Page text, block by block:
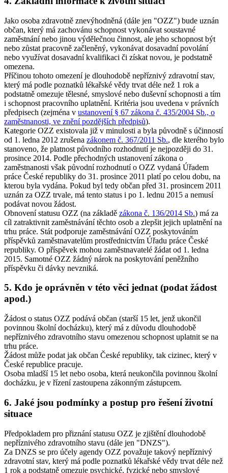
Jako osoba zdravotně znevýhodněná (dále jen "OZZ") bude uznán
občan, který má zachovánu schopnost vykonávat soustavné
zaměstnání nebo jinou výdělečnou činnost, ale jeho schopnost být
nebo zůstat pracovně začleněný, vykonávat dosavadní povolání
nebo využívat dosavadní kvalifikaci či získat novou, je podstatně
omezena.
Příčinou tohoto omezení je dlouhodobě nepříznivý zdravotní stav,
který má podle poznatků lékařské vědy trvat déle než 1 rok a
podstatně omezuje tělesné, smyslové nebo duševní schopnosti a tím
i schopnost pracovního uplatnění. Kritéria jsou uvedena v právních
předpisech (zejména v ustanovení § 67 zákona č. 435/2004 Sb., o
zaměstnanosti, ve znění pozdějších předpisů).
Kategorie OZZ existovala již v minulosti a byla původně s účinností
od 1. ledna 2012 zrušena zákonem č. 367/2011 Sb., dle kterého bylo
stanoveno, že platnost původního rozhodnutí je nejpozději do 31.
prosince 2014. Podle přechodných ustanovení zákona o
zaměstnanosti však původní rozhodnutí o OZZ vydaná Úřadem
práce České republiky do 31. prosince 2011 platí po celou dobu, na
kterou byla vydána. Pokud byl tedy občan před 31. prosincem 2011
uznán za OZZ trvale, má tento status i po 1. lednu 2015 a nemusí
podávat novou žádost.
Obnovení statusu OZZ (na základě zákona č. 136/2014 Sb.) má za
cíl zatraktivnit zaměstnávání těchto osob a zlepšit jejich uplatnění na
trhu práce. Stát podporuje zaměstnávání OZZ poskytováním
příspěvků zaměstnavatelům prostřednictvím Úřadu práce České
republiky. O příspěvek mohou zaměstnavatelé žádat od 1. ledna
2015. Samotné OZZ žádný nárok na poskytování peněžního
příspěvku či dávky nevzniká.
5. Kdo je oprávněn v této věci jednat (podat žádost
apod.)
Žádost o status OZZ podává občan (starší 15 let, jenž ukončil
povinnou školní docházku), který má z důvodu dlouhodobě
nepříznivého zdravotního stavu omezenou schopnost uplatnit se na
trhu práce.
Žádost může podat jak občan České republiky, tak cizinec, který v
České republice pracuje.
Osoba mladší 15 let nebo osoba, která neukončila povinnou školní
docházku, je v řízení zastoupena zákonným zástupcem.
6. Jaké jsou podmínky a postup pro řešení životní
situace
Předpokladem pro přiznání statusu OZZ je zjištění dlouhodobě
nepříznivého zdravotního stavu (dále jen "DNZS").
Za DNZS se pro účely agendy OZZ považuje takový nepříznivý
zdravotní stav, který má podle poznatků lékařské vědy trvat déle než
1 rok a podstatně omezuje psychické, fyzické nebo smyslové